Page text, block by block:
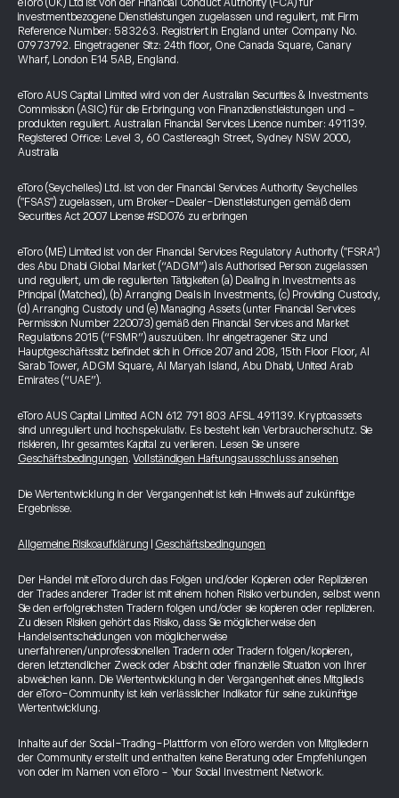
eToro (UK) Ltd ist von der Financial Conduct Authority (FCA) für
investmentbezogene Dienstleistungen zugelassen und reguliert, mit Firm
Reference Number: 583263. Registriert in England unter Company No.
07973792. Eingetragener Sitz: 24th floor, One Canada Square, Canary
Wharf, London E14 5AB, England.
eToro AUS Capital Limited wird von der Australian Securities & Investments
Commission (ASIC) für die Erbringung von Finanzdienstleistungen und -
produkten reguliert. Australian Financial Services Licence number: 491139.
Registered Office: Level 3, 60 Castlereagh Street, Sydney NSW 2000,
Australia
eToro (Seychelles) Ltd. ist von der Financial Services Authority Seychelles
("FSAS") zugelassen, um Broker-Dealer-Dienstleistungen gemäß dem
Securities Act 2007 License #SD076 zu erbringen
eToro (ME) Limited ist von der Financial Services Regulatory Authority ("FSRA")
des Abu Dhabi Global Market (“ADGM”) als Authorised Person zugelassen
und reguliert, um die regulierten Tätigkeiten (a) Dealing in Investments as
Principal (Matched), (b) Arranging Deals in Investments, (c) Providing Custody,
(d) Arranging Custody und (e) Managing Assets (unter Financial Services
Permission Number 220073) gemäß den Financial Services and Market
Regulations 2015 (“FSMR”) auszuüben. Ihr eingetragener Sitz und
Hauptgeschäftssitz befindet sich in Office 207 and 208, 15th Floor Floor, Al
Sarab Tower, ADGM Square, Al Maryah Island, Abu Dhabi, United Arab
Emirates (“UAE”).
eToro AUS Capital Limited ACN 612 791 803 AFSL 491139. Kryptoassets
sind unreguliert und hochspekulativ. Es besteht kein Verbraucherschutz. Sie
riskieren, Ihr gesamtes Kapital zu verlieren. Lesen Sie unsere
Geschäftsbedingungen.Vollständigen Haftungsausschluss ansehen
Die Wertentwicklung in der Vergangenheit ist kein Hinweis auf zukünftige
Ergebnisse.
Allgemeine Risikoaufklärung Geschäftsbedingungen
Der Handel mit eToro durch das Folgen und/oder Kopieren oder Replizieren
der Trades anderer Trader ist mit einem hohen Risiko verbunden, selbst wenn
Sie den erfolgreichsten Tradern folgen und/oder sie kopieren oder replizieren.
Zu diesen Risiken gehört das Risiko, dass Sie möglicherweise den
Handelsentscheidungen von möglicherweise
unerfahrenen/unprofessionellen Tradern oder Tradern folgen/kopieren,
deren letztendlicher Zweck oder Absicht oder finanzielle Situation von Ihrer
abweichen kann. Die Wertentwicklung in der Vergangenheit eines Mitglieds
der eToro-Community ist kein verlässlicher Indikator für seine zukünftige
Wertentwicklung.
Inhalte auf der Social-Trading-Plattform von eToro werden von Mitgliedern
der Community erstellt und enthalten keine Beratung oder Empfehlungen
von oder im Namen von eToro - Your Social Investment Network.